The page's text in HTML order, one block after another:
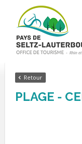
Retour
PLAGE -